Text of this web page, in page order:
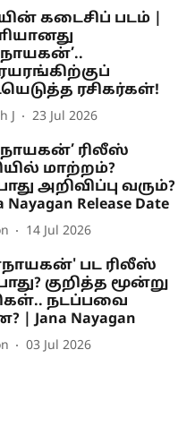
கடைசிப் படம் |
ரசிகர்கள்!
J 23 Jul 2026
ரிலீஸ்
மாற்றம்?
அறிவிப்பு வரும்?
Nayagan Release Date
14 Jul 2026
பட ரிலீஸ்
குறித்த மூன்று
நடப்பவை
| Jana Nayagan
03 Jul 2026